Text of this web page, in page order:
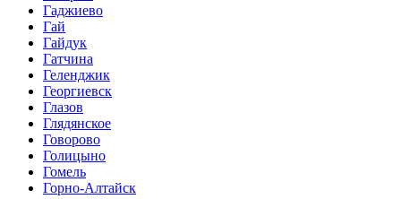
Гаджиево
Гай
Гайдук
Гатчина
Геленджик
Георгиевск
Глазов
Глядянское
Говорово
Голицыно
Гомель
Горно-Алтайск